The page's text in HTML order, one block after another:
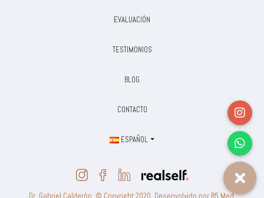
EVALUACIÓN
TESTIMONIOS
BLOG
CONTACTO
ESPAÑOL